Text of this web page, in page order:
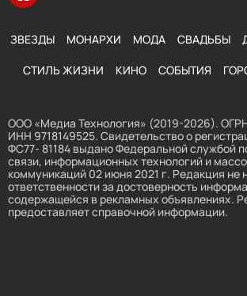
ЗВЕЗДЫ МОНАРХИ МОДА СВАДЬБЫ
СТИЛЬ ЖИЗНИ КИНО СОБЫТИЯ
ООО «Медиа Технология» (2019-2026). ОГРН
ИНН 9718149525. Свидетельство о
ФС77- 81184 выдано Федеральной службой
связи, информационных технологий и
коммуникаций 02 июня 2021 г. Редакция не
ответственности за достоверность
содержащейся в рекламных объявлениях.
предоставляет справочной информации.